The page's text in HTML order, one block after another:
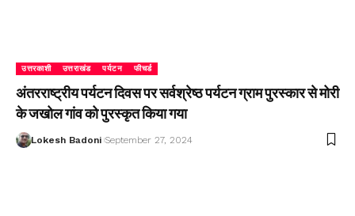
उत्तरकाशी उत्तराखंड पर्यटन फीचर्ड
अंतरराष्ट्रीय पर्यटन दिवस पर सर्वश्रेष्ठ पर्यटन ग्राम पुरस्कार से मोरी
के जखोल गांव को पुरस्कृत किया गया
Lokesh Badoni September 27, 2024